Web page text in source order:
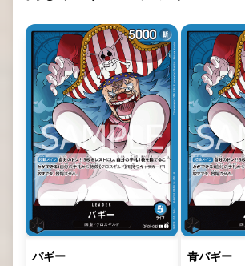
バギー 青バギー